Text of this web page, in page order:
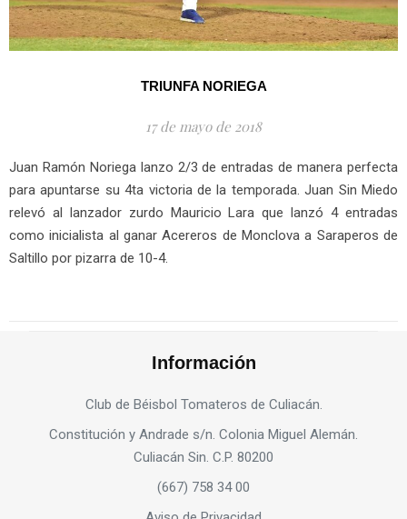
TRIUNFA NORIEGA
17 de mayo de 2018
Juan Ramón Noriega lanzo 2/3 de entradas de manera perfecta
para apuntarse su 4ta victoria de la temporada. Juan Sin Miedo
relevó al lanzador zurdo Mauricio Lara que lanzó 4 entradas
como inicialista al ganar Acereros de Monclova a Saraperos de
Saltillo por pizarra de 10-4.
Información
Club de Béisbol Tomateros de Culiacán.
Constitución y Andrade s/n. Colonia Miguel Alemán.
Culiacán Sin. C.P. 80200
(667) 758 34 00